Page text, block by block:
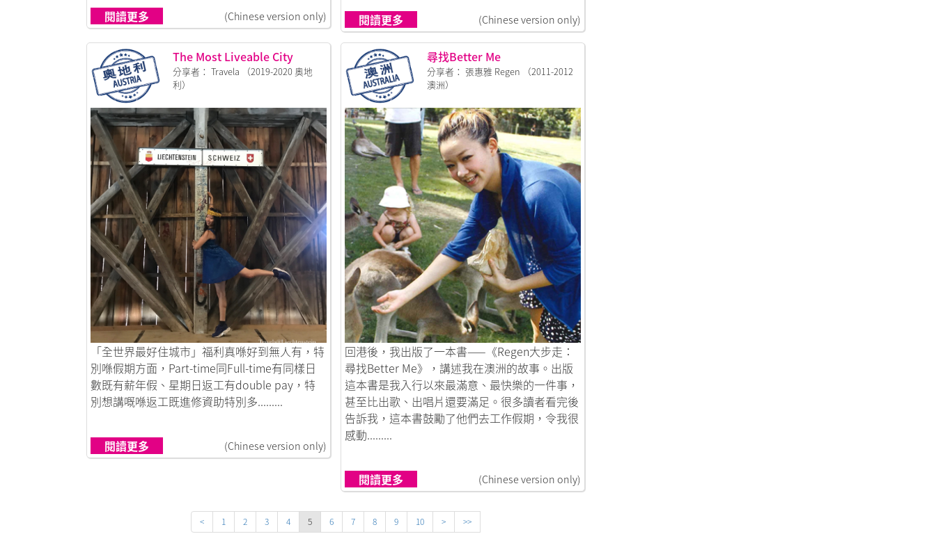
閱讀更多 (Chinese version only) 閱讀更多 (Chinese version only)
The Most Liveable City
分享者： Travela （2019-2020 奧地
利）
鏈接到The Most Liveable City
「全世界最好住城市」福利真喺好到無人有，特
別喺假期方面，Part-time同Full-time有同樣日
數既有薪年假、星期日返工有double pay，特
別想講嘅喺返工既進修資助特別多.........
閱讀更多 (Chinese version only)
尋找Better Me
分享者： 張惠雅 Regen （2011-2012
澳洲）
鏈接到尋找Better Me
回港後，我出版了一本書——《Regen大步走：
尋找Better Me》，講述我在澳洲的故事。出版
這本書是我入行以來最滿意、最快樂的一件事，
甚至比出歌、出唱片還要滿足。很多讀者看完後
告訴我，這本書鼓勵了他們去工作假期，令我很
感動.........
閱讀更多 (Chinese version only)
< 1 2 3 4 5 6 7 8 9 10 > >>